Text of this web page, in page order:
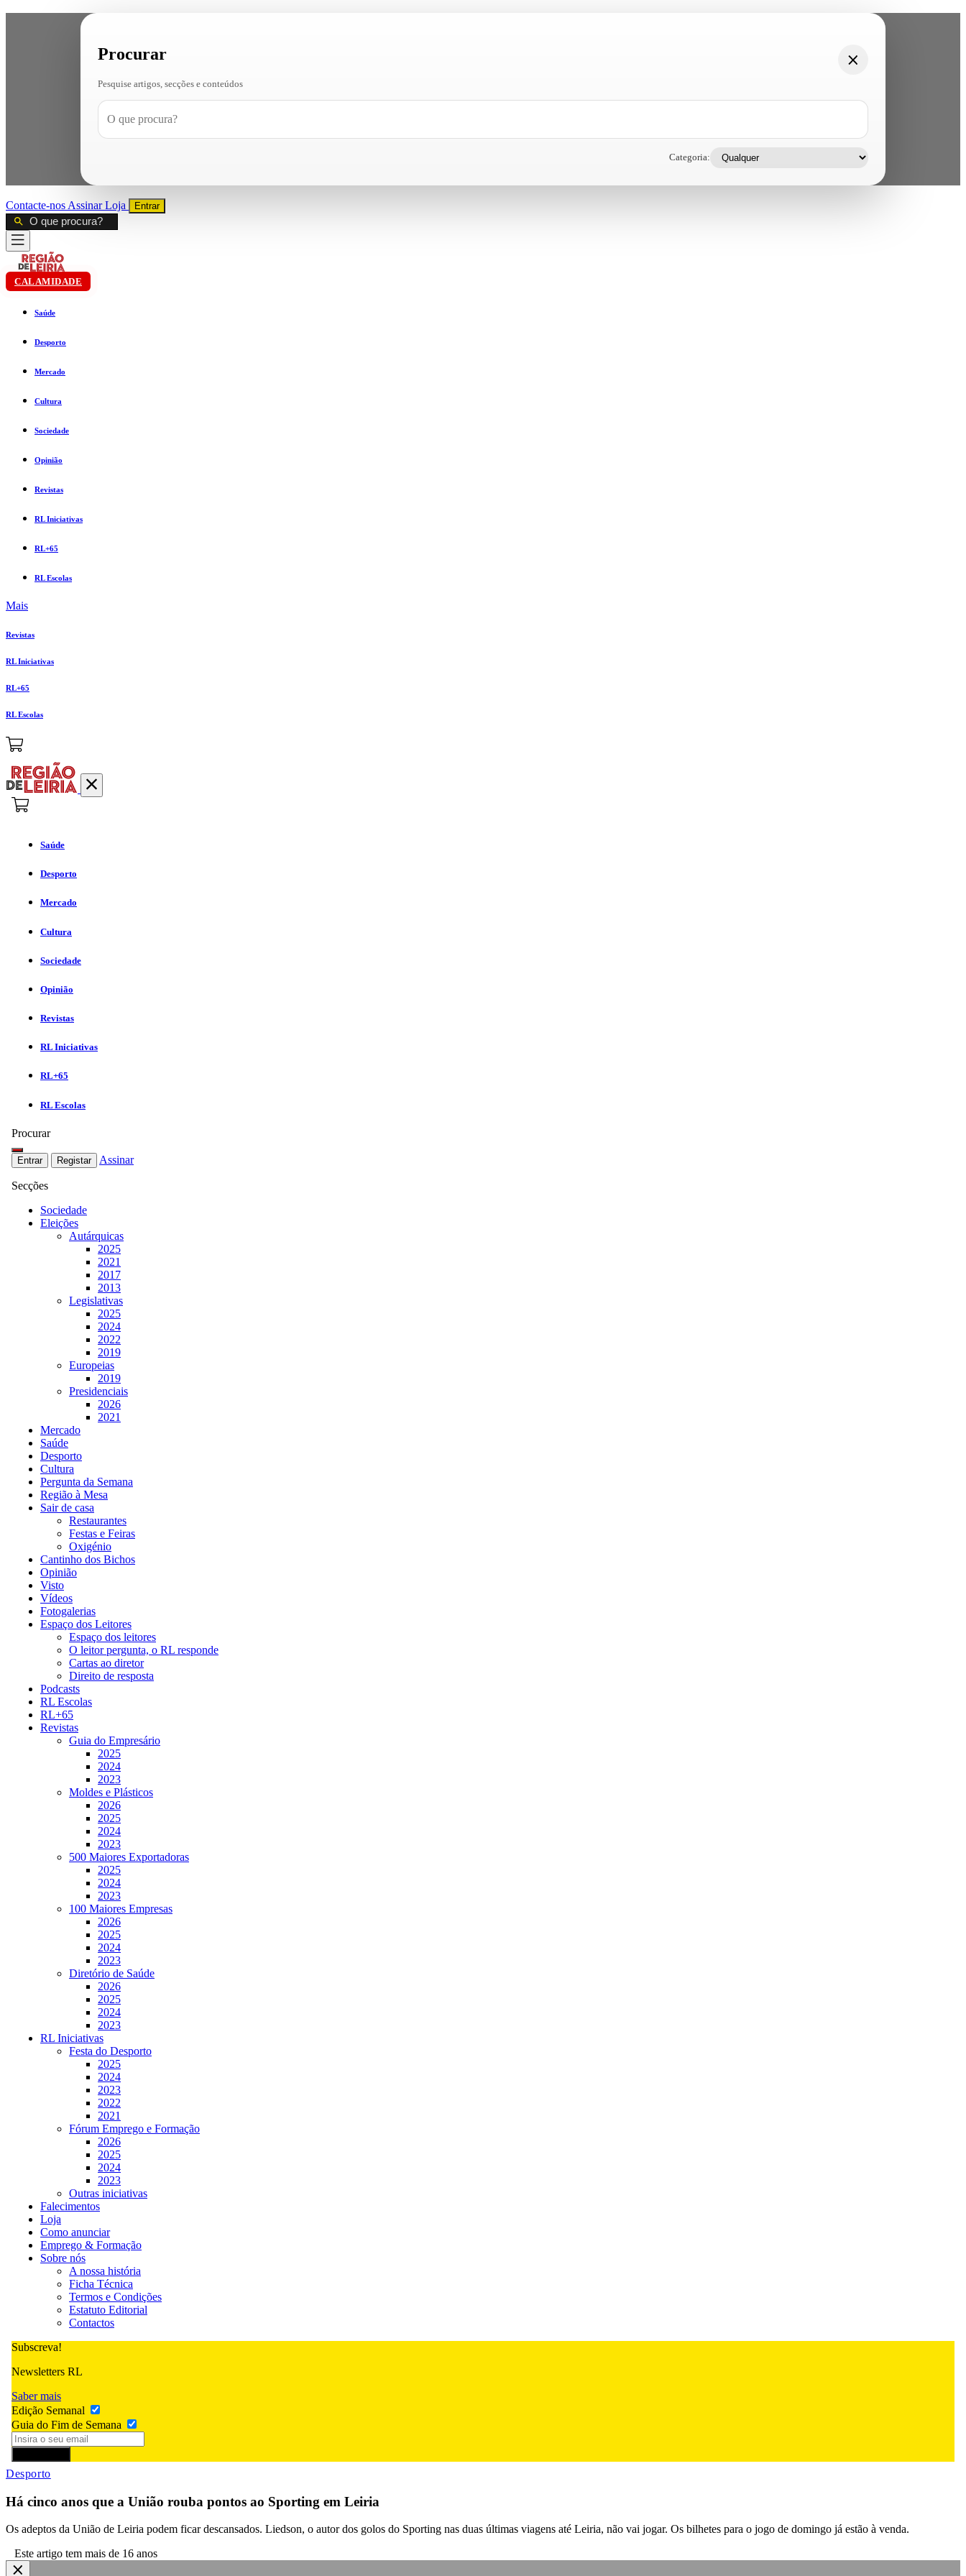
Procurar
Pesquise artigos, secções e conteúdos
Categoria:
Contacte-nos AssinarLoja Entrar
CALAMIDADE
Saúde
Desporto
Mercado
Cultura
Sociedade
Opinião
Revistas
RL Iniciativas
RL+65
RL Escolas
Mais
Revistas
RL Iniciativas
RL+65
RL Escolas
Saúde
Desporto
Mercado
Cultura
Sociedade
Opinião
Revistas
RL Iniciativas
RL+65
RL Escolas
Procurar
Entrar Registar Assinar
Secções
Sociedade
Eleições
Autárquicas
2025
2021
2017
2013
Legislativas
2025
2024
2022
2019
Europeias
2019
Presidenciais
2026
2021
Mercado
Saúde
Desporto
Cultura
Pergunta da Semana
Região à Mesa
Sair de casa
Restaurantes
Festas e Feiras
Oxigénio
Cantinho dos Bichos
Opinião
Visto
Vídeos
Fotogalerias
Espaço dos Leitores
Espaço dos leitores
O leitor pergunta, o RL responde
Cartas ao diretor
Direito de resposta
Podcasts
RL Escolas
RL+65
Revistas
Guia do Empresário
2025
2024
2023
Moldes e Plásticos
2026
2025
2024
2023
500 Maiores Exportadoras
2025
2024
2023
100 Maiores Empresas
2026
2025
2024
2023
Diretório de Saúde
2026
2025
2024
2023
RL Iniciativas
Festa do Desporto
2025
2024
2023
2022
2021
Fórum Emprego e Formação
2026
2025
2024
2023
Outras iniciativas
Falecimentos
Loja
Como anunciar
Emprego & Formação
Sobre nós
A nossa história
Ficha Técnica
Termos e Condições
Estatuto Editorial
Contactos
Subscreva!
Newsletters RL
Saber mais
Edição Semanal
Guia do Fim de Semana
Desporto
Há cinco anos que a União rouba pontos ao Sporting em Leiria
Os adeptos da União de Leiria podem ficar descansados. Liedson, o autor dos golos do Sporting nas duas últimas viagens até Leiria, não vai jogar. Os bilhetes para o jogo de domingo já estão à venda.
Este artigo tem mais de 16 anos